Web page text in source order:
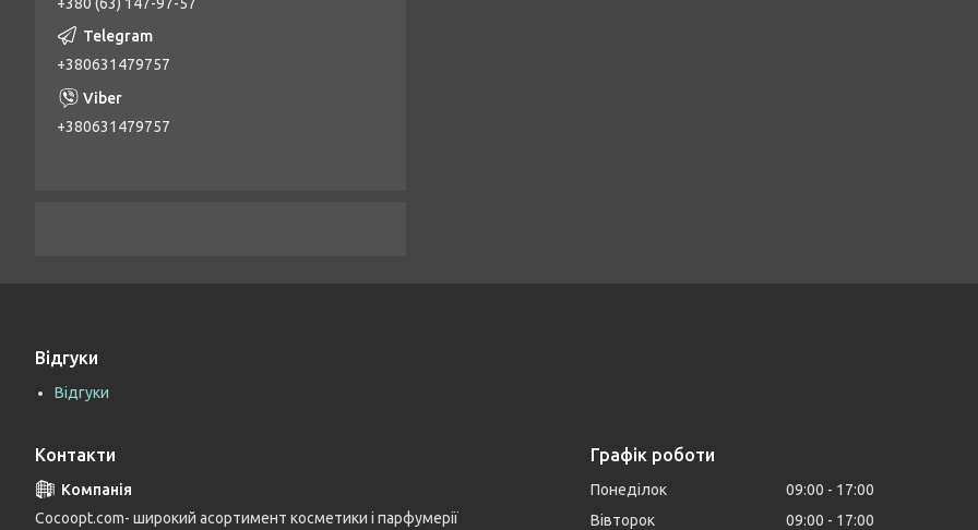
+380631479757
+380631479757
Відгуки
Відгуки
Контакти
Cocoopt.com- широкий асортимент косметики і парфумерії
Графік роботи
Понеділок 09:00
17:00
Вівторок
09:00
17:00